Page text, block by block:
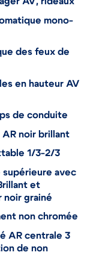
AV, rideaux
mono-
des feux de
en hauteur AV
de conduite
noir brillant
1/3-2/3
supérieure avec
et
noir grainé
non chromée
AR centrale 3
de non